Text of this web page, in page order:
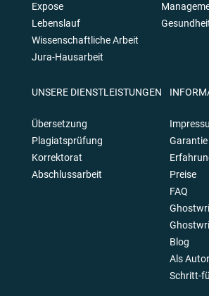
Expose
Lebenslauf
Wissenschaftliche Arbeit
Jura-Hausarbeit
UNSERE DIENSTLEISTUNGEN
Übersetzung
Plagiatsprüfung
Korrektorat
Abschlussarbeit
Garantie
Preise
FAQ
Blog
Als
Schritt-